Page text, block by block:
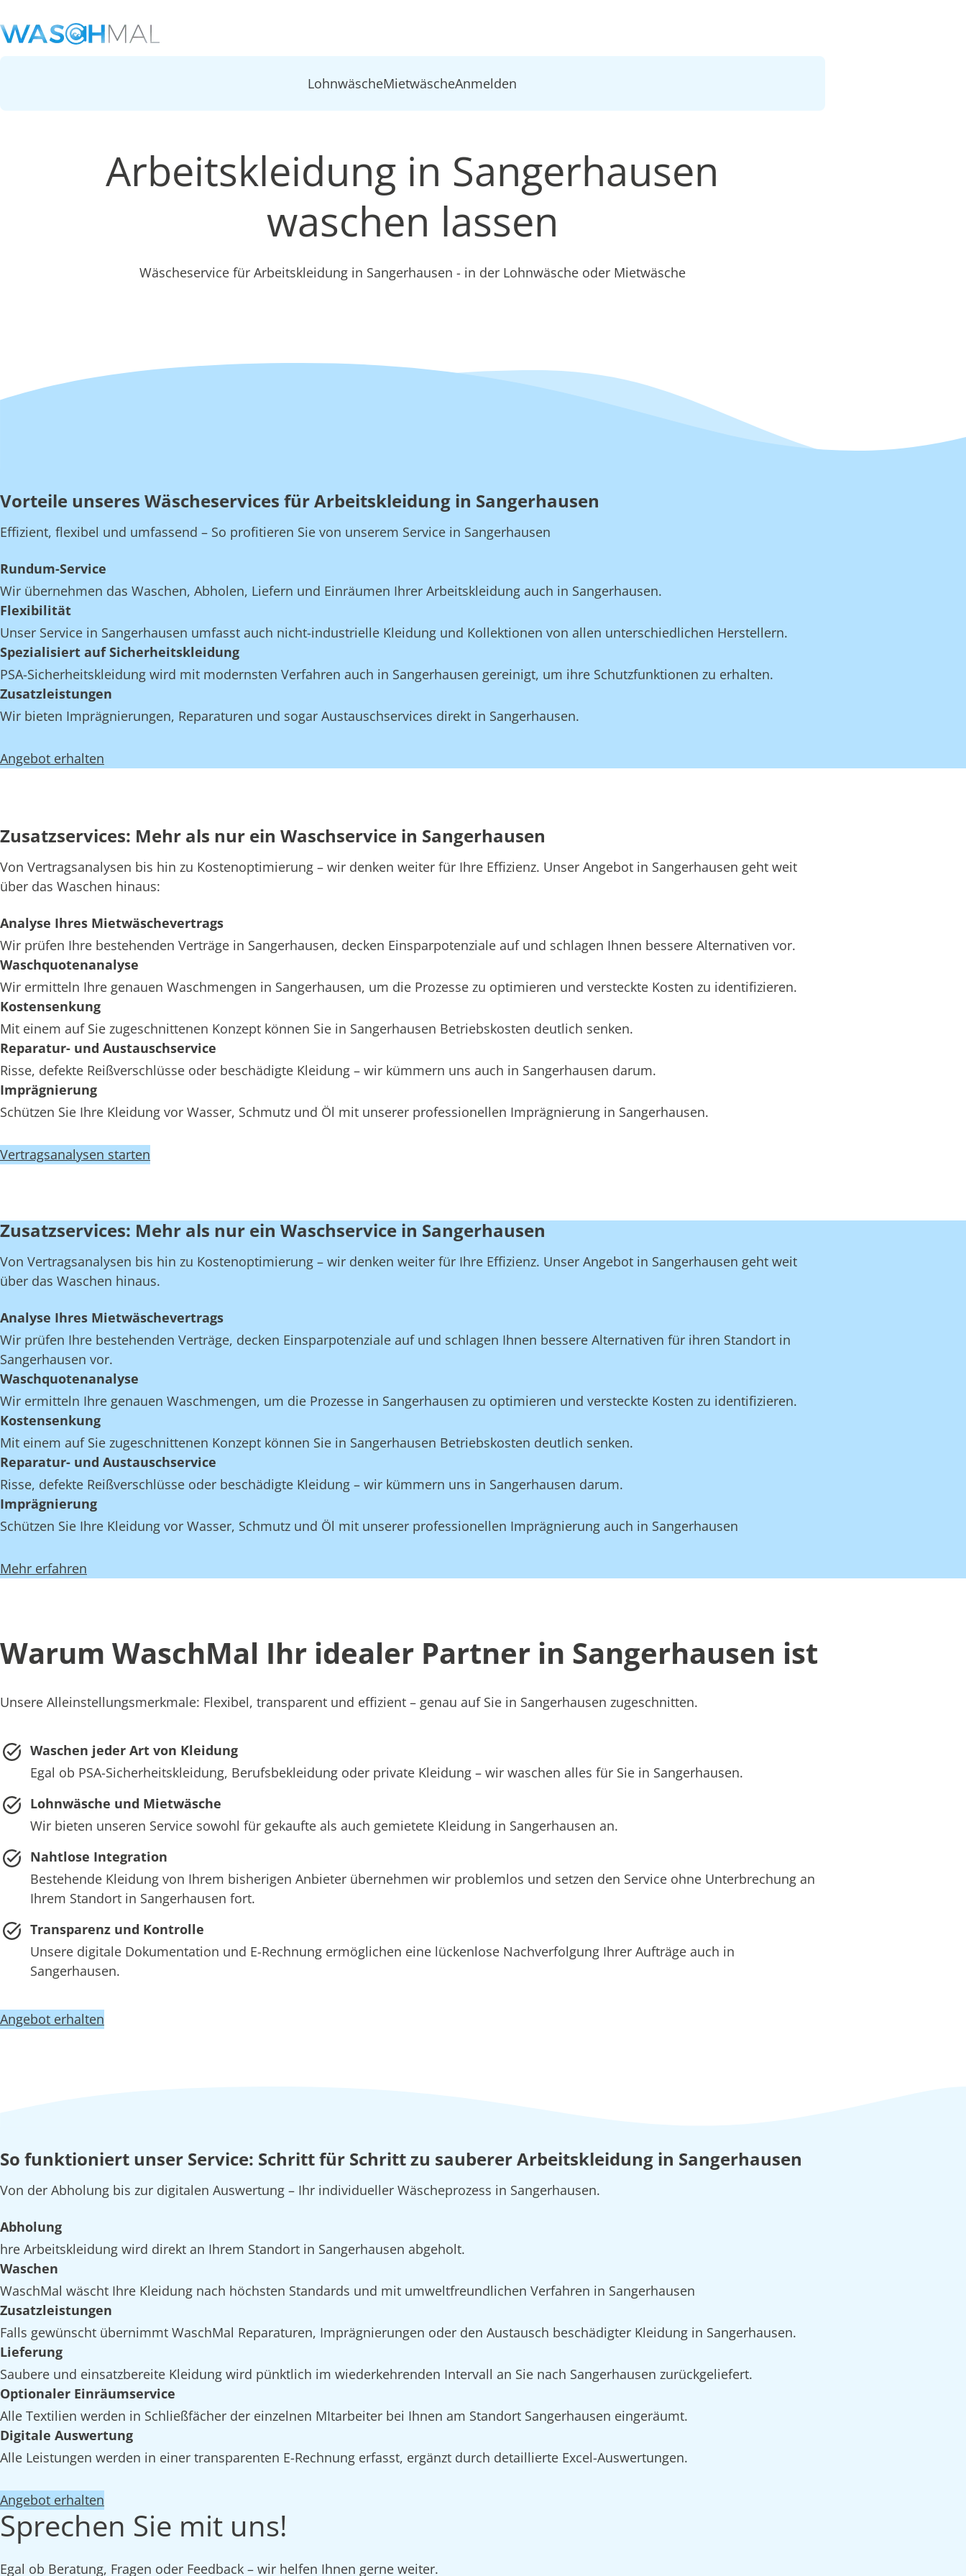
LohnwäscheMietwäscheAnmelden
Arbeitskleidung in Sangerhausen
waschen lassen
Wäscheservice für Arbeitskleidung in Sangerhausen - in der Lohnwäsche oder Mietwäsche
Vorteile unseres Wäscheservices für Arbeitskleidung in Sangerhausen
Effizient, flexibel und umfassend – So profitieren Sie von unserem Service in Sangerhausen
Rundum-Service
Wir übernehmen das Waschen, Abholen, Liefern und Einräumen Ihrer Arbeitskleidung auch in Sangerhausen.
Flexibilität
Unser Service in Sangerhausen umfasst auch nicht-industrielle Kleidung und Kollektionen von allen unterschiedlichen Herstellern.
Spezialisiert auf Sicherheitskleidung
PSA-Sicherheitskleidung wird mit modernsten Verfahren auch in Sangerhausen gereinigt, um ihre Schutzfunktionen zu erhalten.
Zusatzleistungen
Wir bieten Imprägnierungen, Reparaturen und sogar Austauschservices direkt in Sangerhausen.
Angebot erhalten
Zusatzservices: Mehr als nur ein Waschservice in Sangerhausen
Von Vertragsanalysen bis hin zu Kostenoptimierung – wir denken weiter für Ihre Effizienz. Unser Angebot in Sangerhausen geht weit
über das Waschen hinaus:
Analyse Ihres Mietwäschevertrags
Wir prüfen Ihre bestehenden Verträge in Sangerhausen, decken Einsparpotenziale auf und schlagen Ihnen bessere Alternativen vor.
Waschquotenanalyse
Wir ermitteln Ihre genauen Waschmengen in Sangerhausen, um die Prozesse zu optimieren und versteckte Kosten zu identifizieren.
Kostensenkung
Mit einem auf Sie zugeschnittenen Konzept können Sie in Sangerhausen Betriebskosten deutlich senken.
Reparatur- und Austauschservice
Risse, defekte Reißverschlüsse oder beschädigte Kleidung – wir kümmern uns auch in Sangerhausen darum.
Imprägnierung
Schützen Sie Ihre Kleidung vor Wasser, Schmutz und Öl mit unserer professionellen Imprägnierung in Sangerhausen.
Vertragsanalysen starten
Zusatzservices: Mehr als nur ein Waschservice in Sangerhausen
Von Vertragsanalysen bis hin zu Kostenoptimierung – wir denken weiter für Ihre Effizienz. Unser Angebot in Sangerhausen geht weit
über das Waschen hinaus.
Analyse Ihres Mietwäschevertrags
Wir prüfen Ihre bestehenden Verträge, decken Einsparpotenziale auf und schlagen Ihnen bessere Alternativen für ihren Standort in
Sangerhausen vor.
Waschquotenanalyse
Wir ermitteln Ihre genauen Waschmengen, um die Prozesse in Sangerhausen zu optimieren und versteckte Kosten zu identifizieren.
Kostensenkung
Mit einem auf Sie zugeschnittenen Konzept können Sie in Sangerhausen Betriebskosten deutlich senken.
Reparatur- und Austauschservice
Risse, defekte Reißverschlüsse oder beschädigte Kleidung – wir kümmern uns in Sangerhausen darum.
Imprägnierung
Schützen Sie Ihre Kleidung vor Wasser, Schmutz und Öl mit unserer professionellen Imprägnierung auch in Sangerhausen
Mehr erfahren
Warum WaschMal Ihr idealer Partner in Sangerhausen ist
Unsere Alleinstellungsmerkmale: Flexibel, transparent und effizient – genau auf Sie in Sangerhausen zugeschnitten.
Waschen jeder Art von Kleidung
Egal ob PSA-Sicherheitskleidung, Berufsbekleidung oder private Kleidung – wir waschen alles für Sie in Sangerhausen.
Lohnwäsche und Mietwäsche
Wir bieten unseren Service sowohl für gekaufte als auch gemietete Kleidung in Sangerhausen an.
Nahtlose Integration
Bestehende Kleidung von Ihrem bisherigen Anbieter übernehmen wir problemlos und setzen den Service ohne Unterbrechung an
Ihrem Standort in Sangerhausen fort.
Transparenz und Kontrolle
Unsere digitale Dokumentation und E-Rechnung ermöglichen eine lückenlose Nachverfolgung Ihrer Aufträge auch in
Sangerhausen.
Angebot erhalten
So funktioniert unser Service: Schritt für Schritt zu sauberer Arbeitskleidung in Sangerhausen
Von der Abholung bis zur digitalen Auswertung – Ihr individueller Wäscheprozess in Sangerhausen.
Abholung
hre Arbeitskleidung wird direkt an Ihrem Standort in Sangerhausen abgeholt.
Waschen
WaschMal wäscht Ihre Kleidung nach höchsten Standards und mit umweltfreundlichen Verfahren in Sangerhausen
Zusatzleistungen
Falls gewünscht übernimmt WaschMal Reparaturen, Imprägnierungen oder den Austausch beschädigter Kleidung in Sangerhausen.
Lieferung
Saubere und einsatzbereite Kleidung wird pünktlich im wiederkehrenden Intervall an Sie nach Sangerhausen zurückgeliefert.
Optionaler Einräumservice
Alle Textilien werden in Schließfächer der einzelnen MItarbeiter bei Ihnen am Standort Sangerhausen eingeräumt.
Digitale Auswertung
Alle Leistungen werden in einer transparenten E-Rechnung erfasst, ergänzt durch detaillierte Excel-Auswertungen.
Angebot erhalten
Sprechen Sie mit uns!
Egal ob Beratung, Fragen oder Feedback – wir helfen Ihnen gerne weiter.